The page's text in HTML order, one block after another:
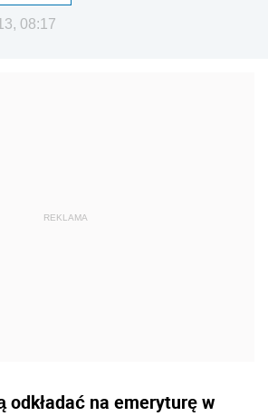
08:17
odkładać na emeryturę w